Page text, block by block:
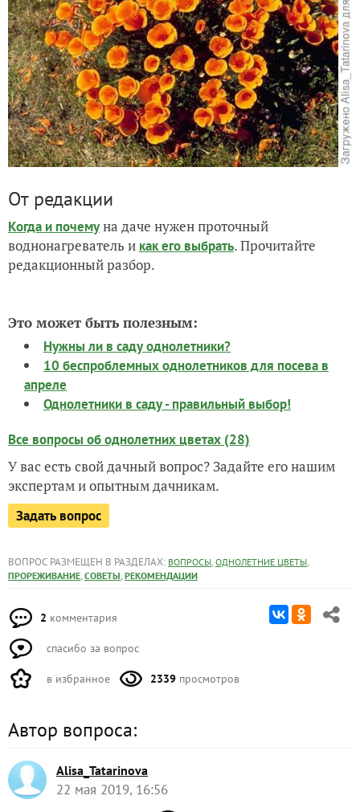
От редакции
Когда и почемуна даче нужен проточный
воднонагреватель и как его выбрать. Прочитайте
редакционный разбор.
Это может быть полезным:
Нужны ли в саду однолетники?
10 беспроблемных однолетников для посева в
апреле
Однолетники в саду - правильный выбор!
Все вопросы об однолетних цветах (28)
У вас есть свой дачный вопрос? Задайте его нашим
экспертам и опытным дачникам.
Задать вопрос
ВОПРОС РАЗМЕЩЕН В РАЗДЕЛАХ: ВОПРОСЫ, ОДНОЛЕТНИЕ ЦВЕТЫ,
ПРОРЕЖИВАНИЕ, СОВЕТЫ, РЕКОМЕНДАЦИИ
2 комментария
спасибо за вопрос
в избранное 2339 просмотров
Автор вопроса:
Alisa_Tatarinova
22 мая 2019, 16:56